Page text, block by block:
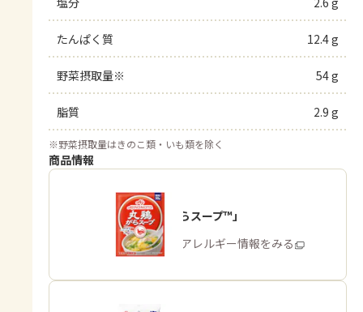
たんぱく質 12.4 g
野菜摂取量※ 54 g
脂質 2.9 g
※野菜摂取量はきのこ類・いも類を除く
商品情報
「丸鶏がらスープ™」
商品・アレルギー情報をみる